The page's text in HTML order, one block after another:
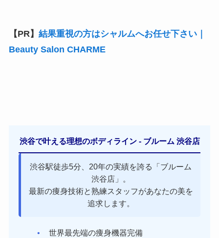
【PR】 結果重視の方はシャルムへお任せ下さい｜
Beauty Salon CHARME
渋谷で叶える理想のボディライン - ブルーム 渋谷店
渋谷駅徒歩5分、20年の実績を誇る「ブルーム
渋谷店」。
最新の痩身技術と熟練スタッフがあなたの美を
追求します。
世界最先端の痩身機器完備